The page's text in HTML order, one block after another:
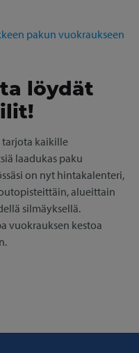
pakun vuokraukseen
löydät
tarjota kaikille
laadukas paku
on nyt hintakalenteri,
alueittain
silmäyksellä.
vuokrauksen kestoa